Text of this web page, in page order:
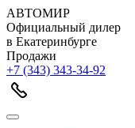
АВТОМИР
Официальный дилер
в Екатеринбурге
Продажи
+7 (343) 343-34-92